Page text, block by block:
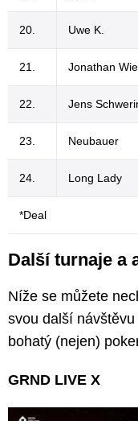
20. Uwe K.
21. Jonathan
22. Jens
23. Neubauer
24. Long Lady
*Deal
Další turnaje a
Níže se můžete
svou další návštěvu
bohatý (nejen)
GRND LIVE X